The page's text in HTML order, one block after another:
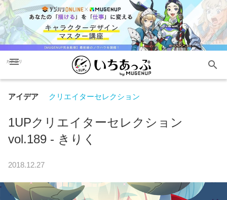
menu
カテゴリ search
アイデア クリエイターセレクション
1UPクリエイターセレクション
vol.189 - きりく
2018.12.27